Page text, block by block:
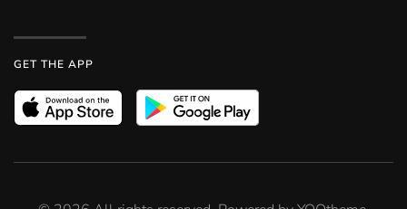
GET THE APP